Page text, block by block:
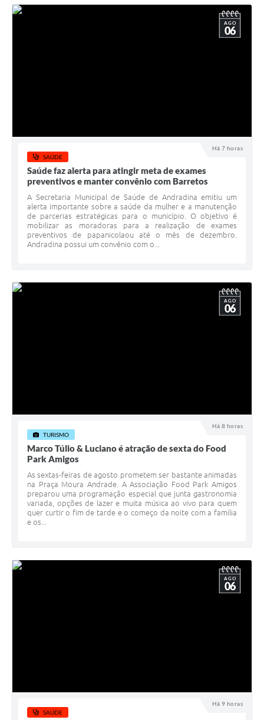
Há 7 horas
AGO
06
SAÚDE
Saúde faz alerta para atingir meta de exames
preventivos e manter convênio com Barretos
A Secretaria Municipal de Saúde de Andradina emitiu um
alerta importante sobre a saúde da mulher e a manutenção
de parcerias estratégicas para o município. O objetivo é
mobilizar as moradoras para a realização de exames
preventivos de papanicolaou até o mês de dezembro. ​
Andradina possui um convênio com o...
Há 8 horas
AGO
06
TURISMO
Marco Túlio & Luciano é atração de sexta do Food
Park Amigos
As sextas-feiras de agosto prometem ser bastante animadas
na Praça Moura Andrade. A Associação Food Park Amigos
preparou uma programação especial que junta gastronomia
variada, opções de lazer e muita música ao vivo para quem
quer curtir o fim de tarde e o começo da noite com a família
e os...
Há 9 horas
AGO
06
SAÚDE